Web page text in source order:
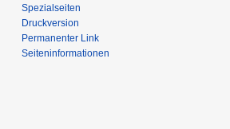
Spezialseiten
Druckversion
Permanenter Link
Seiten­informationen